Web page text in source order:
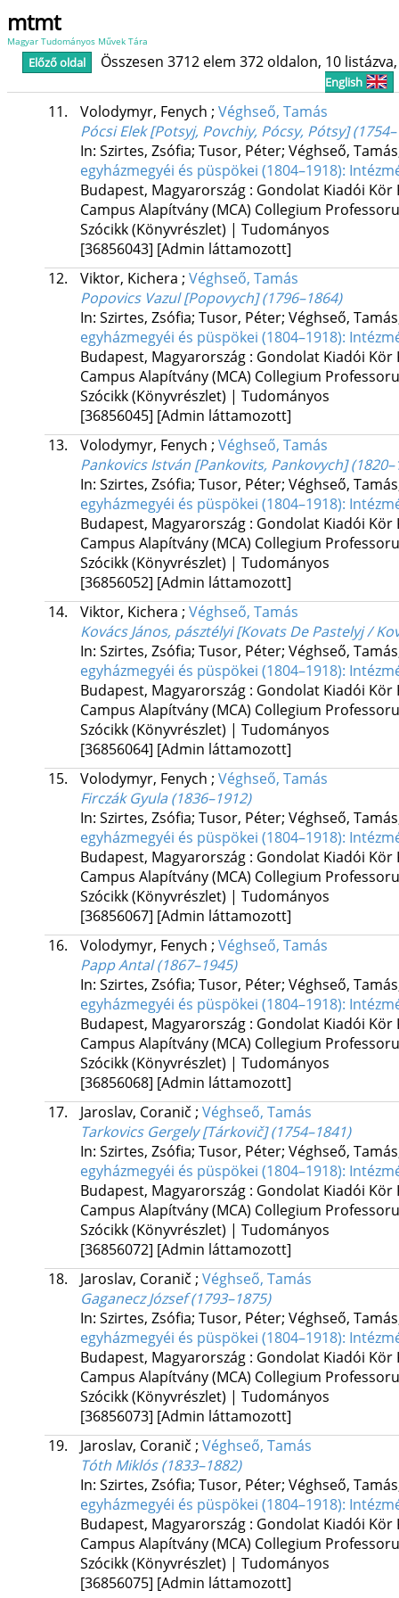
mtmt
Magyar Tudományos Művek Tára
Előző oldal Összesen 3712 elem 372 oldalon, 10
English
11. Volodymyr, Fenych ; Véghseő, Tamás
Pócsi Elek [Potsyj, Povchiy, Pócsy, Pótsy]
In: Szirtes, Zsófia; Tusor, Péter; Véghseő,
egyházmegyéi és püspökei (1804–1918):
Budapest, Magyarország : Gondolat Kiadói Kör
Campus Alapítvány (MCA) Collegium
Szócikk (Könyvrészlet) | Tudományos
[36856043] [Admin láttamozott]
12.
Viktor, Kichera ; Véghseő, Tamás
Popovics Vazul [Popovych] (1796–1864)
In: Szirtes, Zsófia; Tusor, Péter; Véghseő,
egyházmegyéi és püspökei (1804–1918):
Budapest, Magyarország : Gondolat Kiadói Kör
Campus Alapítvány (MCA) Collegium
Szócikk (Könyvrészlet) | Tudományos
[36856045] [Admin láttamozott]
13.
Volodymyr, Fenych ; Véghseő, Tamás
Pankovics István [Pankovits, Pankovych]
In: Szirtes, Zsófia; Tusor, Péter; Véghseő,
egyházmegyéi és püspökei (1804–1918):
Budapest, Magyarország : Gondolat Kiadói Kör
Campus Alapítvány (MCA) Collegium
Szócikk (Könyvrészlet) | Tudományos
[36856052] [Admin láttamozott]
14.
Viktor, Kichera ; Véghseő, Tamás
Kovács János, pásztélyi [Kovats De Pastelyj /
In: Szirtes, Zsófia; Tusor, Péter; Véghseő,
egyházmegyéi és püspökei (1804–1918):
Budapest, Magyarország : Gondolat Kiadói Kör
Campus Alapítvány (MCA) Collegium
Szócikk (Könyvrészlet) | Tudományos
[36856064] [Admin láttamozott]
15.
Volodymyr, Fenych ; Véghseő, Tamás
Firczák Gyula (1836–1912)
In: Szirtes, Zsófia; Tusor, Péter; Véghseő,
egyházmegyéi és püspökei (1804–1918):
Budapest, Magyarország : Gondolat Kiadói Kör
Campus Alapítvány (MCA) Collegium
Szócikk (Könyvrészlet) | Tudományos
[36856067] [Admin láttamozott]
16.
Volodymyr, Fenych ; Véghseő, Tamás
Papp Antal (1867–1945)
In: Szirtes, Zsófia; Tusor, Péter; Véghseő,
egyházmegyéi és püspökei (1804–1918):
Budapest, Magyarország : Gondolat Kiadói Kör
Campus Alapítvány (MCA) Collegium
Szócikk (Könyvrészlet) | Tudományos
[36856068] [Admin láttamozott]
17.
Jaroslav, Coranič; Véghseő, Tamás
Tarkovics Gergely [Tárkovič] (1754–1841)
In: Szirtes, Zsófia; Tusor, Péter; Véghseő,
egyházmegyéi és püspökei (1804–1918):
Budapest, Magyarország : Gondolat Kiadói Kör
Campus Alapítvány (MCA) Collegium
Szócikk (Könyvrészlet) | Tudományos
[36856072] [Admin láttamozott]
18.
Jaroslav, Coranič; Véghseő, Tamás
Gaganecz József (1793–1875)
In: Szirtes, Zsófia; Tusor, Péter; Véghseő,
egyházmegyéi és püspökei (1804–1918):
Budapest, Magyarország : Gondolat Kiadói Kör
Campus Alapítvány (MCA) Collegium
Szócikk (Könyvrészlet) | Tudományos
[36856073] [Admin láttamozott]
19.
Jaroslav, Coranič; Véghseő, Tamás
Tóth Miklós (1833–1882)
In: Szirtes, Zsófia; Tusor, Péter; Véghseő,
egyházmegyéi és püspökei (1804–1918):
Budapest, Magyarország : Gondolat Kiadói Kör
Campus Alapítvány (MCA) Collegium
Szócikk (Könyvrészlet) | Tudományos
[36856075] [Admin láttamozott]